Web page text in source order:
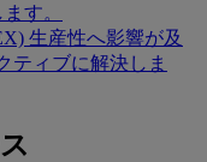
す。
生産性へ影響が及
ティブに解決しま